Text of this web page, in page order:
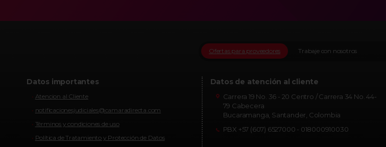
Trabaje con nosotros
Ofertas para proveedores
Datos importantes
Atencion al Cliente
notificacionesjudiciales@camaradirecta.com
Términos y condiciones de uso
Política de Tratamiento y Protección de Datos
Datos de atención al cliente
Carrera 19 No. 36 - 20 Centro / Carrera 34 No. 44-
79 Cabecera
Bucaramanga, Santander, Colombia
PBX +57 (607) 6527000 - 018000910030